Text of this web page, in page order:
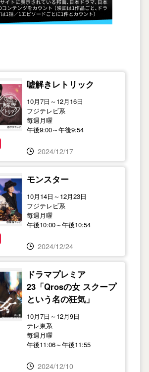
嘘解きレトリック
10月7日～12月16日
フジテレビ系
毎週月曜
午後9:00～午後9:54
2024/12/17
モンスター
10月14日～12月23日
フジテレビ系
毎週月曜
午後10:00～午後10:54
2024/12/24
ドラマプレミア
23「Qrosの女 スクープ
という名の狂気」
10月7日～12月9日
テレ東系
毎週月曜
午後11:06～午後11:55
2024/12/10